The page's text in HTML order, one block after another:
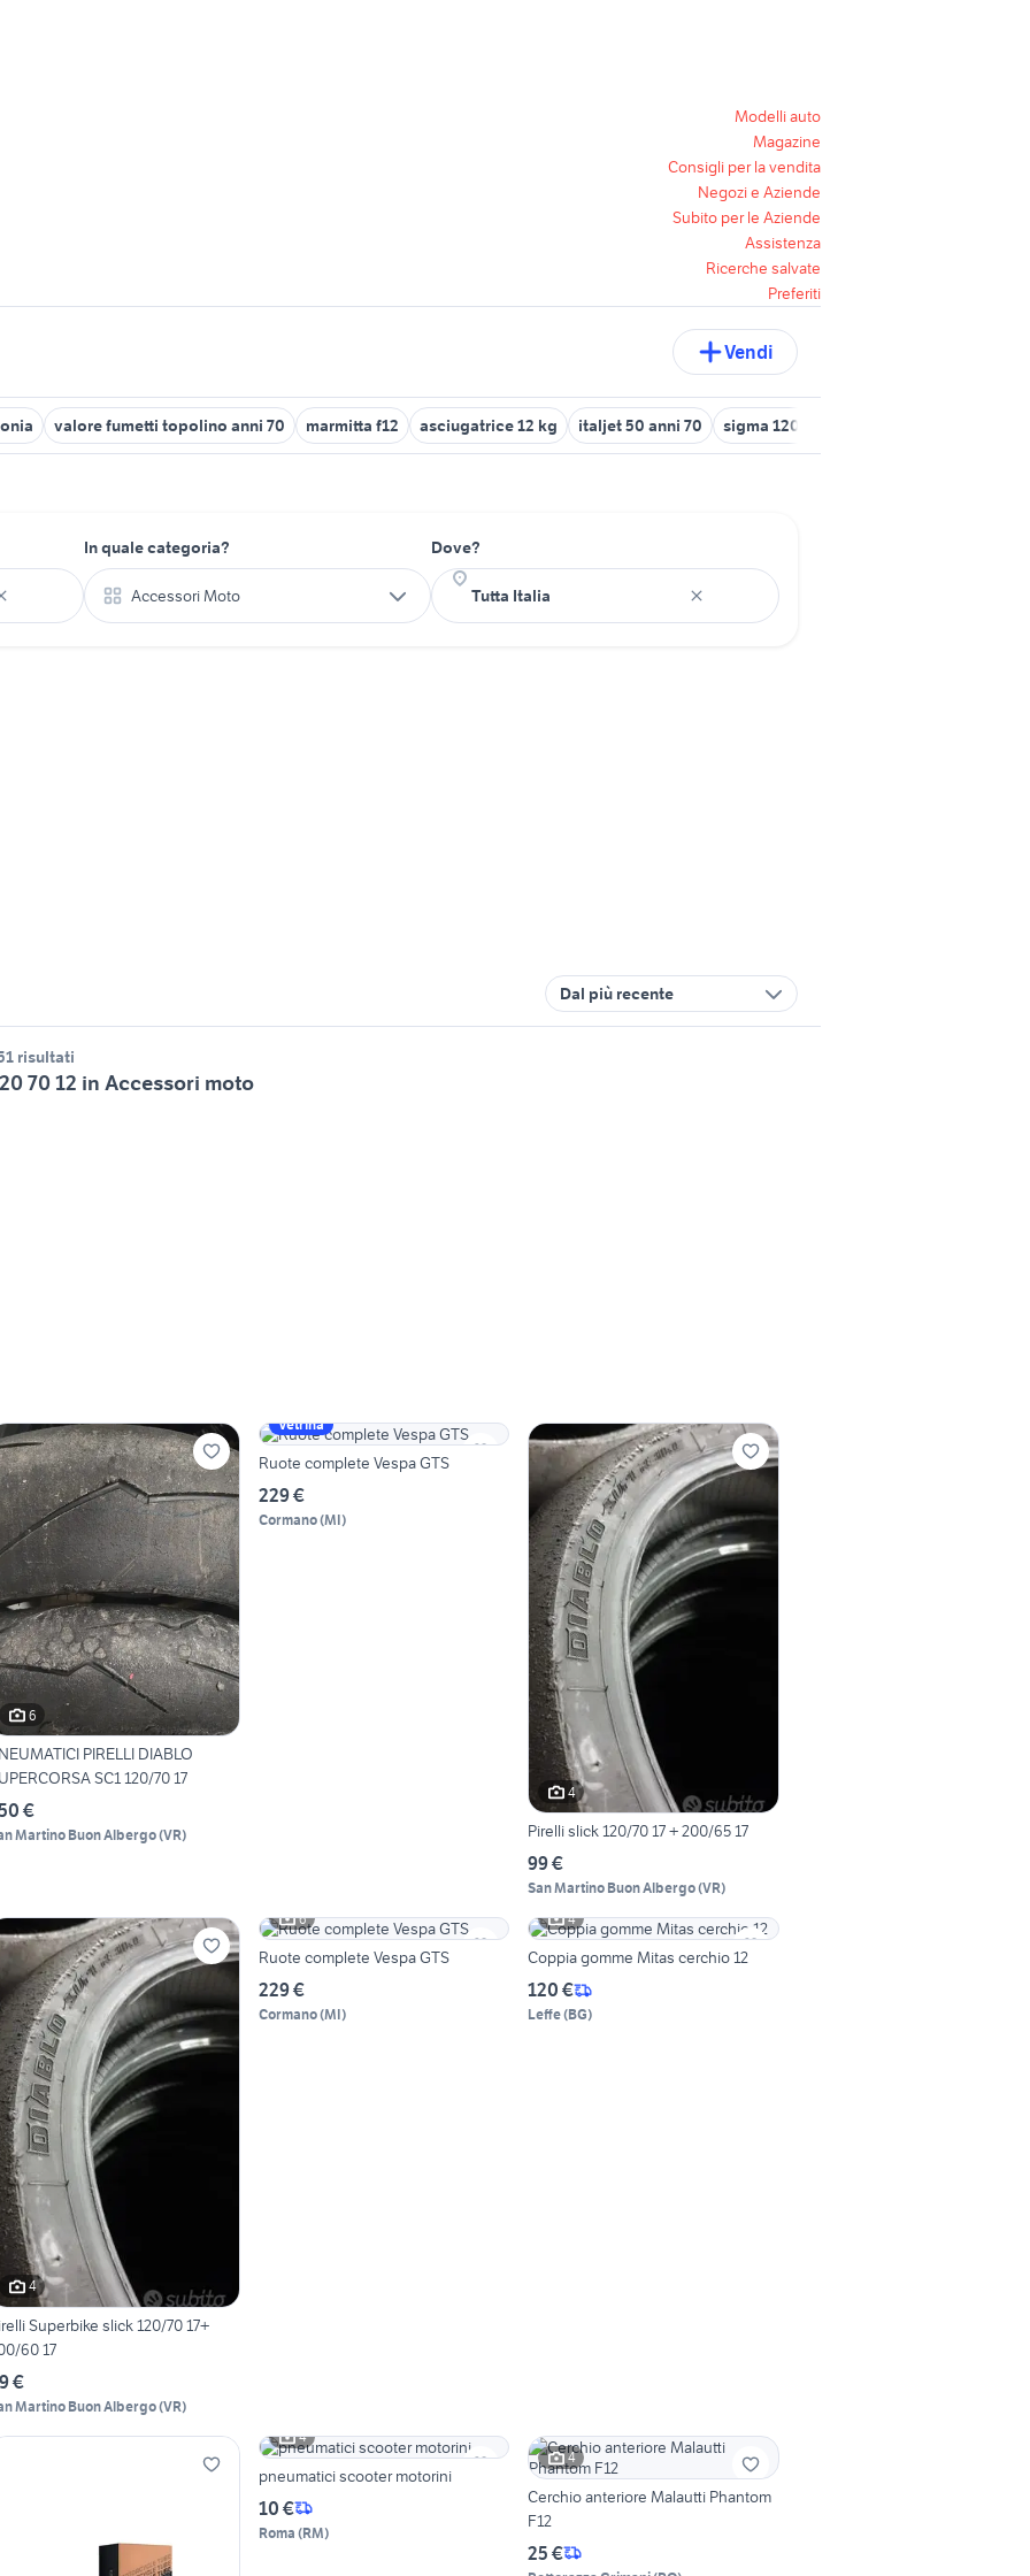
Modelli auto
Magazine
Consigli per la vendita
Negozi e Aziende
Subito per le Aziende
Assistenza
Ricerche salvate
Preferiti
Vendi
valore fumetti topolino anni 70 marmitta f12 asciugatrice 12 kg italjet 50 anni 70 sigma 120 400
In quale categoria?
Accessori Moto
Dove?
Dal più recente
risultati
70 12 in Accessori moto
6
PIRELLI DIABLO
SC1 120/70 17
€
Martino Buon Albergo(VR)
Vetrina
Ruote complete Vespa GTS
229 €
Cormano(MI)
4
Pirelli slick 120/70 17 + 200/65 17
99 €
San Martino Buon Albergo(VR)
4
Superbike slick 120/70 17+
60 17
€
Martino Buon Albergo(VR)
6
Ruote complete Vespa GTS
229 €
Cormano(MI)
4
Coppia gomme Mitas cerchio 12
120 €
Leffe(BG)
4
pneumatici scooter motorini
10 €
Roma (RM)
4
Cerchio anteriore Malautti Phantom
F12
25 €